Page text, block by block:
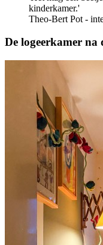
kinderkamer.'
Theo-Bert Pot -
De logeerkamer na